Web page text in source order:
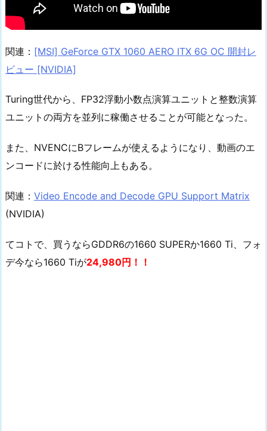
関連： [MSI] GeForce GTX 1060 AERO ITX 6G OC 開封レ
ビュー [NVIDIA]
Turing世代から、FP32浮動小数点演算ユニットと整数演算
ユニットの両方を並列に稼働させることが可能となった。
また、NVENCにBフレームが使えるようになり、動画のエ
ンコードに於ける性能向上もある。
関連： Video Encode and Decode GPU Support Matrix
(NVIDIA)
てコトで、買うならGDDR6の1660 SUPERか1660 Ti、フォ
デ今なら1660 Tiが24,980円！！